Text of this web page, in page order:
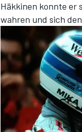
Häkkinen konnte er
wahren und sich